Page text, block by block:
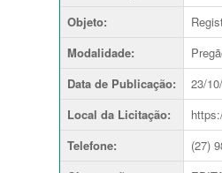
Objeto:
Modalidade:
Data de Publicação:
23/
Local da Licitação:
Telefone:
(27)